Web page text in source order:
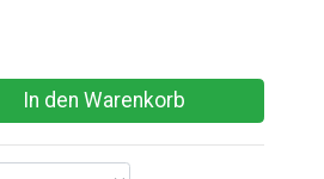
In den Warenkorb